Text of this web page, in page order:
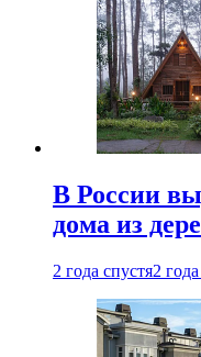
В России
дома из
2 года спустя2